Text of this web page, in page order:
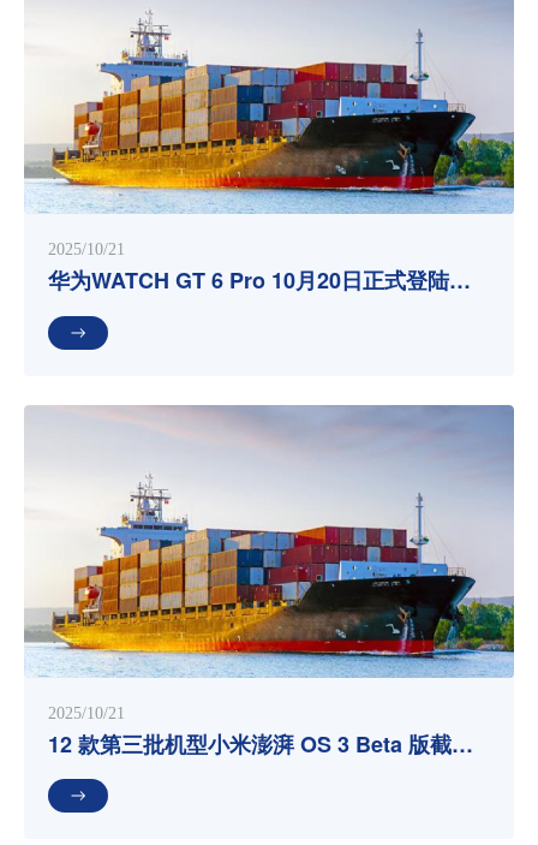
2025/10/21
华为WATCH GT 6 Pro 10月20日正式登陆全
国市场，2438元起
2025/10/21
12 款第三批机型小米澎湃 OS 3 Beta 版截止
招募